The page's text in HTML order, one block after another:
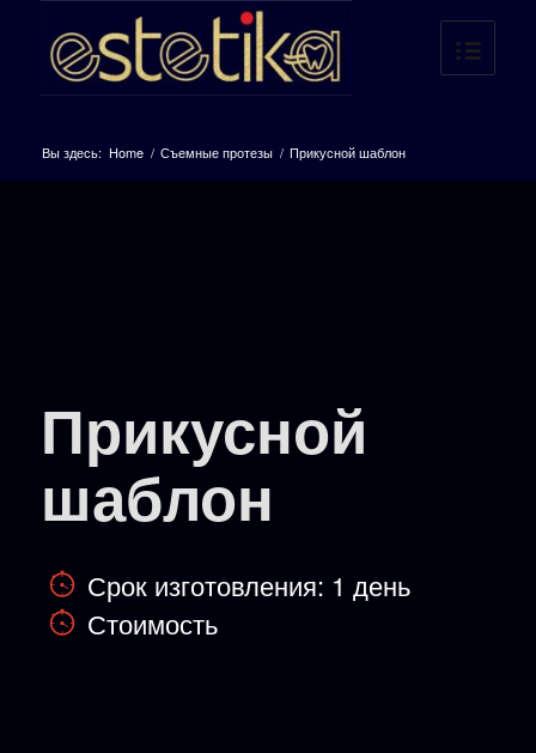
Вы здесь: Home / Съемные протезы / Прикусной шаблон
Прикусной
шаблон
Срок изготовления: 1 день
Стоимость